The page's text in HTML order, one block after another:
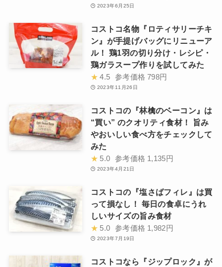
2023年6月25日
コストコ名物『ロティサリーチキ
ン』が手提げバッグにリニューア
ル！ 鶏1羽の切り分け・レシピ・
鶏ガラスープ作りを試してみた
★ 4.5 参考価格 798円
2023年11月26日
コストコの『林檎のベーコン』は
“買い” のクオリティ食材！ 旨み
やおいしい食べ方をチェックして
みた
★ 5.0 参考価格 1,135円
2023年4月21日
コストコの『塩さばフィレ』は買
って損なし！ 毎日の食卓にうれ
しいサイズの旨み食材
★ 5.0 参考価格 1,982円
2023年7月19日
コストコなら『ジップロック』が